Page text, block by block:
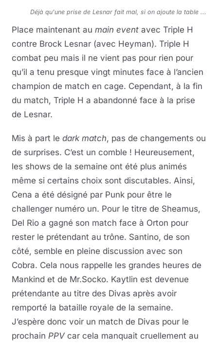
Déjà qu'une prise de Lesnar fait mal, si on ajoute la table ...
Place maintenant au main event avec Triple H
contre Brock Lesnar (avec Heyman). Triple H
combat peu mais il ne vient pas pour rien pour
qu’il a tenu presque vingt minutes face à l’ancien
champion de match en cage. Cependant, à la fin
du match, Triple H a abandonné face à la prise
de Lesnar.
Mis à part le dark match, pas de changements ou
de surprises. C’est un comble ! Heureusement,
les shows de la semaine ont été plus animés
même si certains choix sont discutables. Ainsi,
Cena a été désigné par Punk pour être le
challenger numéro un. Pour le titre de Sheamus,
Del Rio a gagné son match face à Orton pour
rester le prétendant au trône. Santino, de son
côté, semble en pleine discussion avec son
Cobra. Cela nous rappelle les grandes heures de
Mankind et de Mr.Socko. Kaytlin est devenue
prétendante au titre des Divas après avoir
remporté la bataille royale de la semaine.
J’espère donc voir un match de Divas pour le
prochain PPVcar cela manquait cruellement au